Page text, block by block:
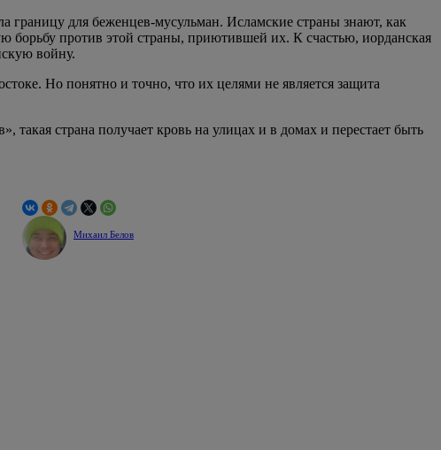
границу для беженцев-мусульман. Исламские страны знают, как
борьбу против этой страны, приютившей их. К счастью, иорданская
войну.
Но понятно и точно, что их целями не является защита
страна получает кровь на улицах и в домах и перестает быть
Михаил Белов